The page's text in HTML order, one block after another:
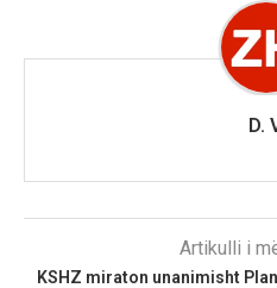
D.
Artikulli i
KSHZ miraton unanimisht